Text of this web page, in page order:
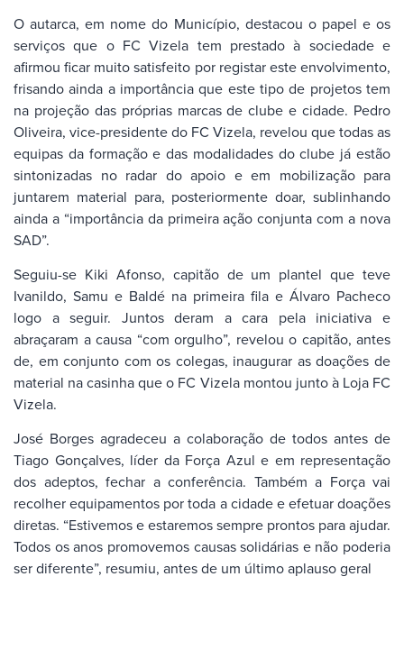
O autarca, em nome do Município, destacou o papel e os
serviços que o FC Vizela tem prestado à sociedade e
afirmou ficar muito satisfeito por registar este envolvimento,
frisando ainda a importância que este tipo de projetos tem
na projeção das próprias marcas de clube e cidade. Pedro
Oliveira, vice-presidente do FC Vizela, revelou que todas as
equipas da formação e das modalidades do clube já estão
sintonizadas no radar do apoio e em mobilização para
juntarem material para, posteriormente doar, sublinhando
ainda a “importância da primeira ação conjunta com a nova
SAD”.
Seguiu-se Kiki Afonso, capitão de um plantel que teve
Ivanildo, Samu e Baldé na primeira fila e Álvaro Pacheco
logo a seguir. Juntos deram a cara pela iniciativa e
abraçaram a causa “com orgulho”, revelou o capitão, antes
de, em conjunto com os colegas, inaugurar as doações de
material na casinha que o FC Vizela montou junto à Loja FC
Vizela.
José Borges agradeceu a colaboração de todos antes de
Tiago Gonçalves, líder da Força Azul e em representação
dos adeptos, fechar a conferência. Também a Força vai
recolher equipamentos por toda a cidade e efetuar doações
diretas. “Estivemos e estaremos sempre prontos para ajudar.
Todos os anos promovemos causas solidárias e não poderia
ser diferente”, resumiu, antes de um último aplauso geral